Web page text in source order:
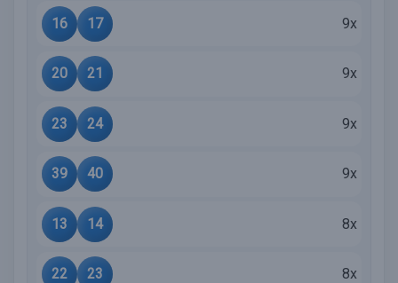
16 17 9x
20 21 9x
23 24 9x
39 40 9x
13 14 8x
22 23 8x